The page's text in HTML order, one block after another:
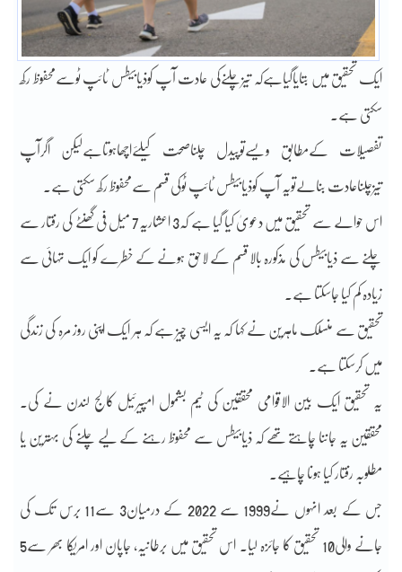
ایک تحقیق میں بتایاگیاہےکہ تیزچلنےکی عادت آپ کوذیابیطس ٹائپ ٹوسےمحفوظ رکھ
سکتی ہے۔
تفصیلات کےمطابق ویسےتوپیدل چلناصحت کیلئےاچھاہوتاہےلیکن اگرآپ
تیزچلناعادت بنالےتویہ آپ کوذیابیطس ٹائپ ٹوکی قسم سےمحفوظ رکھ سکتی ہے۔
اس حوالے سے تحقیق میں دعویٰ کیا گیا ہے کہ3 اعشاریہ7 میل فی گھنٹے کی رفتار سے
چلنے سے ذیابیطس کی مذکورہ بالا قسم کے لاحق ہونے کے خطرے کو ایک تہائی سے
زیادہ کم کیا جاسکتا ہے۔
تحقیق سے منسلک ماہرین نے کہا کہ یہ ایسی چیز ہے کہ ہر ایک اپنی روز مرہ کی زندگی
میں کرسکتا ہے۔
یہ تحقیق ایک بین الاقوامی محققین کی ٹیم بشمول امپیرئیل کالج لندن نے کی۔
محققین یہ جاننا چاہتے تھے کہ ذیابیطس سے محفوظ رہنے کے لیے چلنے کی بہترین یا
مطلوبہ رفتار کیا ہونا چاہیے۔
جس کے بعد انہوں نے1999 سے 2022 کے درمیان3 سے11 برس تک کی
جانے والی10 تحقیق کا جائزہ لیا۔ اس تحقیق میں برطانیہ، جاپان اور امریکا بھر سے5